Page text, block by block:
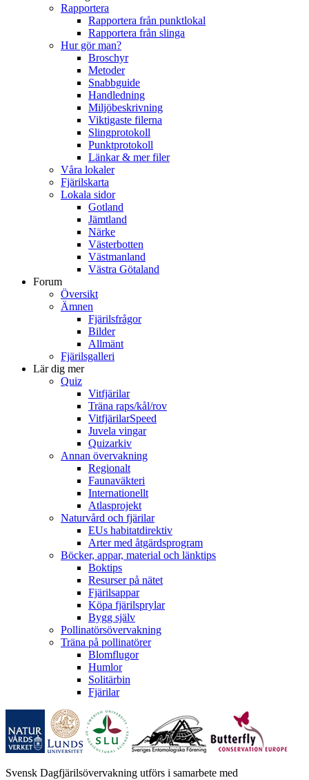
Rapportera
Rapportera från punktlokal
Rapportera från slinga
Hur gör man?
Broschyr
Metoder
Snabbguide
Handledning
Miljöbeskrivning
Viktigaste filerna
Slingprotokoll
Punktprotokoll
Länkar & mer filer
Våra lokaler
Fjärilskarta
Lokala sidor
Gotland
Jämtland
Närke
Västerbotten
Västmanland
Västra Götaland
Forum
Översikt
Ämnen
Fjärilsfrågor
Bilder
Allmänt
Fjärilsgalleri
Lär dig mer
Quiz
Vitfjärilar
Träna raps/kål/rov
VitfjärilarSpeed
Juvela vingar
Quizarkiv
Annan övervakning
Regionalt
Faunaväkteri
Internationellt
Atlasprojekt
Naturvård och fjärilar
EUs habitatdirektiv
Arter med åtgärdsprogram
Böcker, appar, material och länktips
Boktips
Resurser på nätet
Fjärilsappar
Köpa fjärilsprylar
Bygg själv
Pollinatörsövervakning
Träna på pollinatörer
Blomflugor
Humlor
Solitärbin
Fjärilar
Svensk Dagfjärilsövervakning utförs i samarbete med